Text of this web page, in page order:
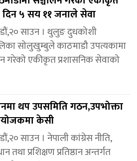
दिन ५ सय ११ जनाले सेवा
साउन । थुलुङ दुधकोशी
सोलुखुम्बुले काठमाडौ उपत्यकामा
गरेको एकीकृत प्रशासनिक सेवाको
थप उपसमिति गठन,उपभोक्ता
केसी
साउन । नेपाली कांग्रेस नीति,
तथा प्रशिक्षण प्रतिष्ठान अन्तर्गत